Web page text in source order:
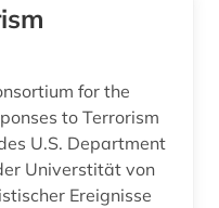
for the
to Terrorism
U.S. Department
Universtität von
Ereignisse